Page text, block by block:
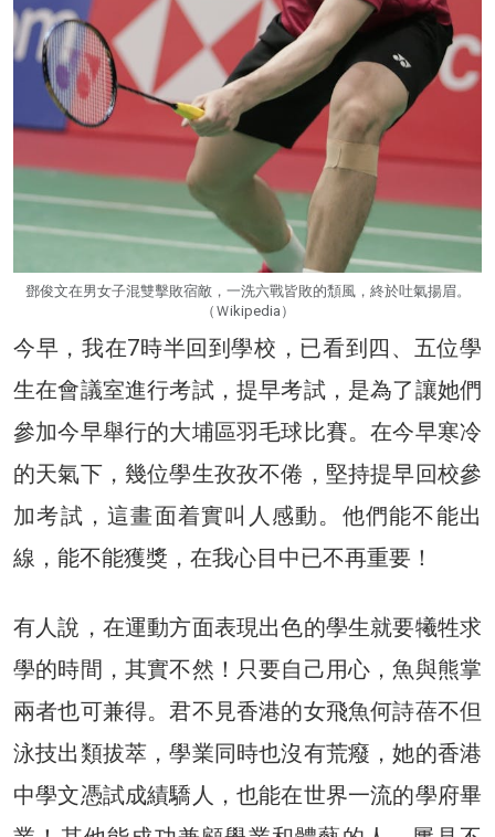
鄧俊文在男女子混雙擊敗宿敵，一洗六戰皆敗的頹風，終於吐氣揚眉。
（Ｗikipedia）
今早，我在7時半回到學校，已看到四、五位學
生在會議室進行考試，提早考試，是為了讓她們
參加今早舉行的大埔區羽毛球比賽。在今早寒冷
的天氣下，幾位學生孜孜不倦，堅持提早回校參
加考試，這畫面着實叫人感動。他們能不能出
線，能不能獲獎，在我心目中已不再重要！
有人說，在運動方面表現出色的學生就要犧牲求
學的時間，其實不然！只要自己用心，魚與熊掌
兩者也可兼得。君不見香港的女飛魚何詩蓓不但
泳技出類拔萃，學業同時也沒有荒癈，她的香港
中學文憑試成績驕人，也能在世界一流的學府畢